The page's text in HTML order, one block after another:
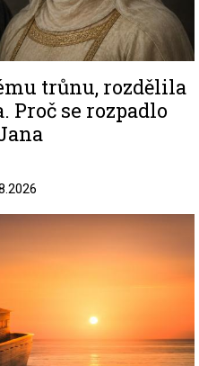
trůnu, rozdělila
se rozpadlo